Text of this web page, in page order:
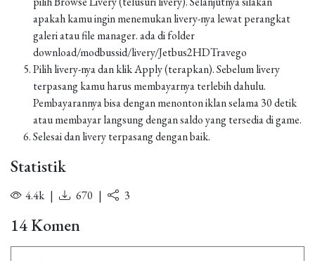
apakah kamu ingin menemukan livery-nya lewat perangkat
galeri atau file manager. ada di folder
download/modbussid/livery/Jetbus2HDTravego
Pilih livery-nya dan klik Apply (terapkan). Sebelum livery
terpasang kamu harus membayarnya terlebih dahulu.
Pembayarannya bisa dengan menonton iklan selama 30 detik
atau membayar langsung dengan saldo yang tersedia di game.
Selesai dan livery terpasang dengan baik.
Statistik
4.4k | 670 | 3
14 Komen